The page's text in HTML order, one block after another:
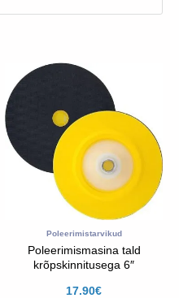
Poleerimistarvikud
Poleerimismasina tald
krõpskinnitusega 6″
17.90€